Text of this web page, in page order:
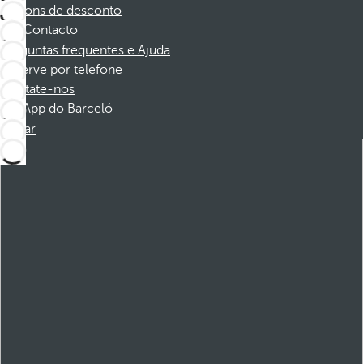
Cupons de desconto
Contacto
Perguntas frequentes e Ajuda
Reserve por telefone
Contate-nos
App do Barceló
Baixar